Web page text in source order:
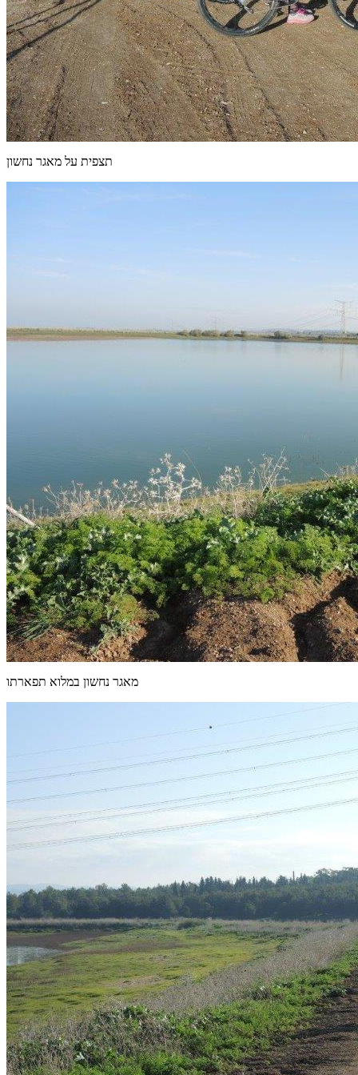
תצפית על מאגר נחשון
מאגר נחשון במלוא תפארתו